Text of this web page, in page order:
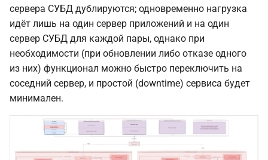
сервера СУБД дублируются; одновременно нагрузка
идёт лишь на один сервер приложений и на один
сервер СУБД для каждой пары, однако при
необходимости (при обновлении либо отказе одного
из них) функционал можно быстро переключить на
соседний сервер, и простой (downtime) сервиса будет
минимален.